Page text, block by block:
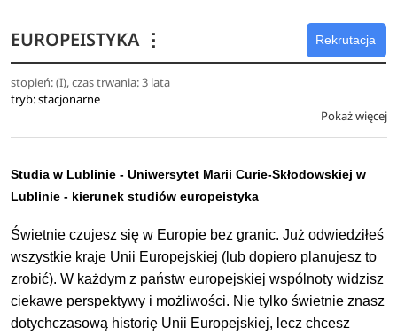
EUROPEISTYKA ⋮ Rekrutacja
stopień: (I), czas trwania: 3 lata
tryb: stacjonarne
Pokaż więcej
Studia w Lublinie - Uniwersytet Marii Curie-Skłodowskiej w
Lublinie - kierunek studiów europeistyka
Świetnie czujesz się w Europie bez granic. Już odwiedziłeś
wszystkie kraje Unii Europejskiej (lub dopiero planujesz to
zrobić). W każdym z państw europejskiej wspólnoty widzisz
ciekawe perspektywy i możliwości. Nie tylko świetnie znasz
dotychczasową historię Unii Europejskiej, lecz chcesz